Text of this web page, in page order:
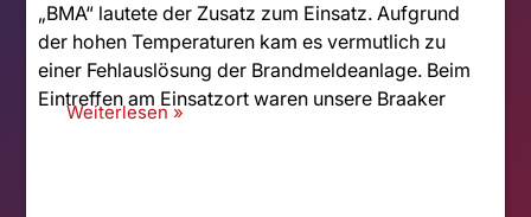
„BMA“ lautete der Zusatz zum Einsatz. Aufgrund
der hohen Temperaturen kam es vermutlich zu
einer Fehlauslösung der Brandmeldeanlage. Beim
Eintreffen am Einsatzort waren unsere Braaker
Weiterlesen »